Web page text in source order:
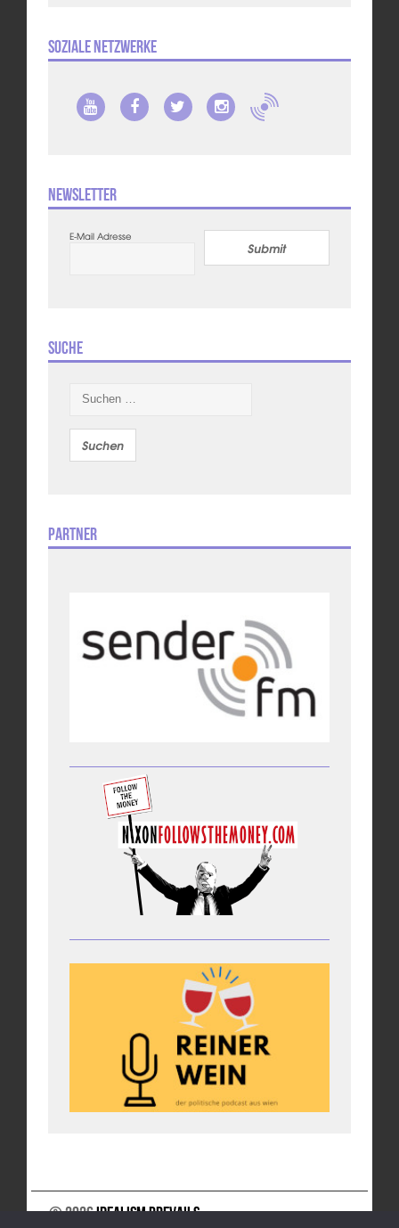
Soziale Netzwerke
Newsletter
E-Mail Adresse
Submit
Suche
nach:
Partner
© 2026Idealism Prevails